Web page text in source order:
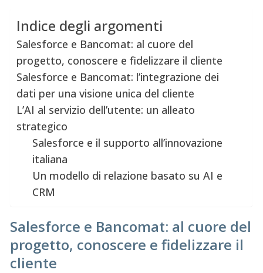
Indice degli argomenti
Salesforce e Bancomat: al cuore del
progetto, conoscere e fidelizzare il cliente
Salesforce e Bancomat: l’integrazione dei
dati per una visione unica del cliente
L’AI al servizio dell’utente: un alleato
strategico
Salesforce e il supporto all’innovazione
italiana
Un modello di relazione basato su AI e
CRM
Salesforce e Bancomat: al cuore del
progetto, conoscere e fidelizzare il
cliente